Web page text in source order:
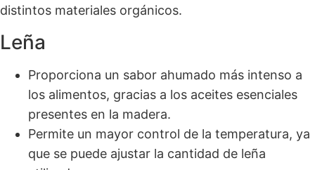
distintos materiales orgánicos.
Leña
Proporciona un sabor ahumado más intenso a
los alimentos, gracias a los aceites esenciales
presentes en la madera.
Permite un mayor control de la temperatura, ya
que se puede ajustar la cantidad de leña